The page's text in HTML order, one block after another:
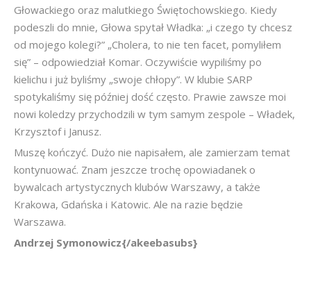
Głowackiego oraz malutkiego Świętochowskiego. Kiedy
podeszli do mnie, Głowa spytał Władka: „i czego ty chcesz
od mojego kolegi?” „Cholera, to nie ten facet, pomyliłem
się” – odpowiedział Komar. Oczywiście wypiliśmy po
kielichu i już byliśmy „swoje chłopy”. W klubie SARP
spotykaliśmy się później dość często. Prawie zawsze moi
nowi koledzy przychodzili w tym samym zespole – Władek,
Krzysztof i Janusz.
Muszę kończyć. Dużo nie napisałem, ale zamierzam temat
kontynuować. Znam jeszcze trochę opowiadanek o
bywalcach artystycznych klubów Warszawy, a także
Krakowa, Gdańska i Katowic. Ale na razie będzie
Warszawa.
Andrzej Symonowicz{/akeebasubs}